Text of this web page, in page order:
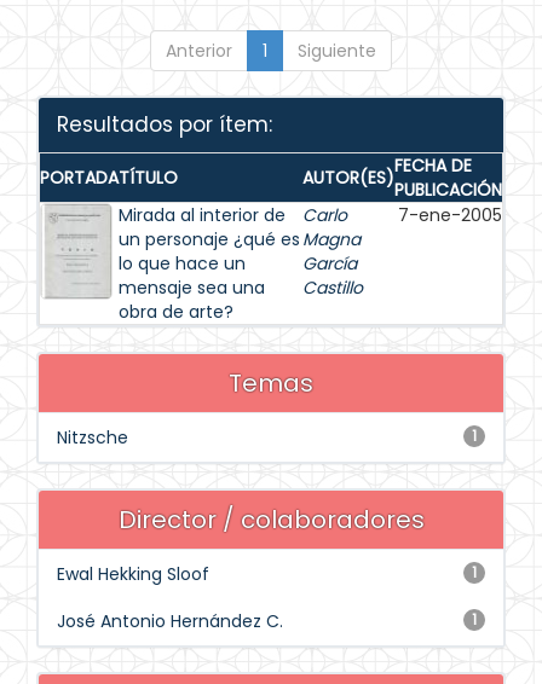
Anterior 1 Siguiente
Resultados por ítem:
PORTADATÍTULO AUTOR(ES)FECHA DE
PUBLICACIÓN
Mirada al interior de
un personaje ¿qué es
lo que hace un
mensaje sea una
obra de arte?
Carlo
Magna
García
Castillo
7-ene-2005
Temas
1
Nitzsche
Director / colaboradores
1
Ewal Hekking Sloof
1
José Antonio Hernández C.